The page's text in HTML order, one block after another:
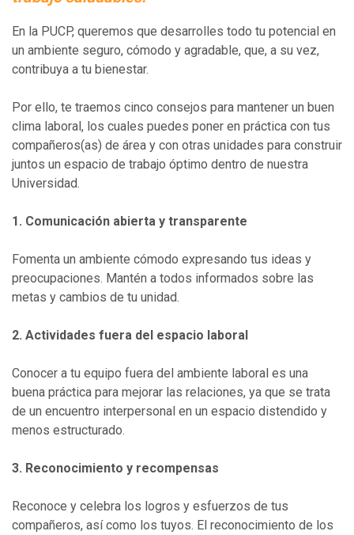
En la PUCP, queremos que desarrolles todo tu potencial en
un ambiente seguro, cómodo y agradable, que, a su vez,
contribuya a tu bienestar.
Por ello, te traemos cinco consejos para mantener un buen
clima laboral, los cuales puedes poner en práctica con tus
compañeros(as) de área y con otras unidades para construir
juntos un espacio de trabajo óptimo dentro de nuestra
Universidad.
1. Comunicación abierta y transparente
Fomenta un ambiente cómodo expresando tus ideas y
preocupaciones. Mantén a todos informados sobre las
metas y cambios de tu unidad.
2. Actividades fuera del espacio laboral
Conocer a tu equipo fuera del ambiente laboral es una
buena práctica para mejorar las relaciones, ya que se trata
de un encuentro interpersonal en un espacio distendido y
menos estructurado.
3. Reconocimiento y recompensas
Reconoce y celebra los logros y esfuerzos de tus
compañeros, así como los tuyos. El reconocimiento de los